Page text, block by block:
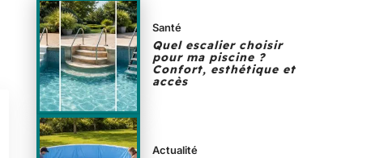
Santé
Quel escalier choisir
pour ma piscine ?
Confort, esthétique et
accès
Actualité